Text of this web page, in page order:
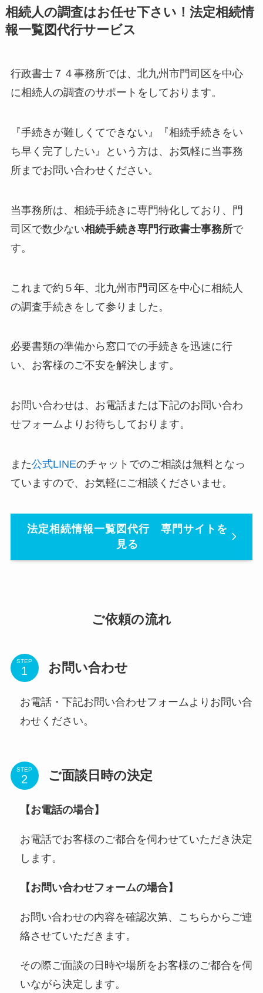
相続人の調査はお任せ下さい！法定相続情
報一覧図代行サービス
行政書士７４事務所では、北九州市門司区を中心
に相続人の調査のサポートをしております。
『手続きが難しくてできない』『相続手続きをい
ち早く完了したい』という方は、お気軽に当事務
所までお問い合わせください。
当事務所は、相続手続きに専門特化しており、門
司区で数少ない相続手続き専門行政書士事務所で
す。
これまで約５年、北九州市門司区を中心に相続人
の調査手続きをして参りました。
必要書類の準備から窓口での手続きを迅速に行
い、お客様のご不安を解決します。
お問い合わせは、お電話または下記のお問い合わ
せフォームよりお待ちしております。
また公式LINEのチャットでのご相談は無料となっ
ていますので、お気軽にご相談くださいませ。
法定相続情報一覧図代行 専門サイトを
見る
ご依頼の流れ
STEP お問い合わせ
お電話・下記お問い合わせフォームよりお問い合
わせください。
STEP ご面談日時の決定
【お電話の場合】
お電話でお客様のご都合を伺わせていただき決定
します。
【お問い合わせフォームの場合】
お問い合わせの内容を確認次第、こちらからご連
絡させていただきます。
その際ご面談の日時や場所をお客様のご都合を伺
いながら決定します。